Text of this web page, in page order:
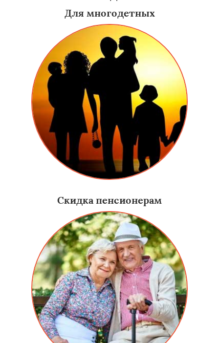
Для многодетных
Скидка пенсионерам